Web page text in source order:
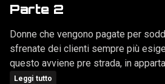
Parte 2
Donne che vengono pagate per
sfrenate dei clienti sempre più
questo avviene pre strada, in
bar, Puttane sono e Puttane
Leggi tutto